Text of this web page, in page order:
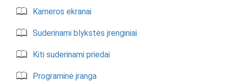
Kameros ekranai
Suderinami blykstės įrenginiai
Kiti suderinami priedai
Programinė įranga